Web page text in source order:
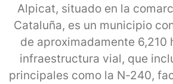
Alpicat, situado en la
Cataluña, es un municipio
de aproximadamente 6,210
infraestructura vial, que
principales como la N-240,